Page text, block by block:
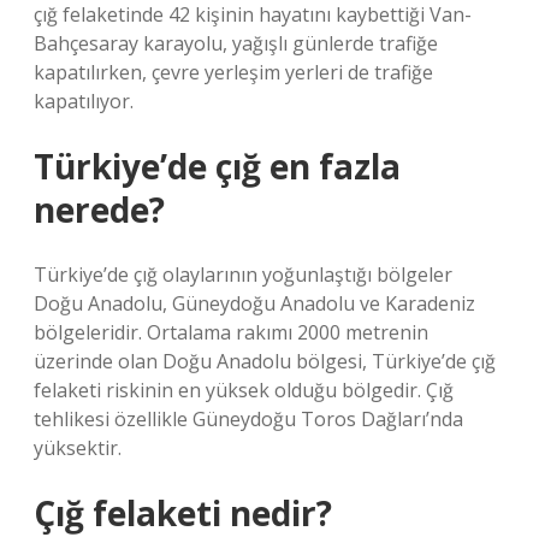
çığ felaketinde 42 kişinin hayatını kaybettiği Van-
Bahçesaray karayolu, yağışlı günlerde trafiğe
kapatılırken, çevre yerleşim yerleri de trafiğe
kapatılıyor.
Türkiye’de çığ en fazla
nerede?
Türkiye’de çığ olaylarının yoğunlaştığı bölgeler
Doğu Anadolu, Güneydoğu Anadolu ve Karadeniz
bölgeleridir. Ortalama rakımı 2000 metrenin
üzerinde olan Doğu Anadolu bölgesi, Türkiye’de çığ
felaketi riskinin en yüksek olduğu bölgedir. Çığ
tehlikesi özellikle Güneydoğu Toros Dağları’nda
yüksektir.
Çığ felaketi nedir?